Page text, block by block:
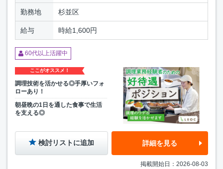
勤務地 杉並区
給与 時給1,600円
60代以上活躍中
ここがオススメ！
調理技術を活かせる◎手厚いフォ
ローあり！
朝昼晩の1日を通した食事で生活
を支える◎
検討リストに追加 詳細を見る
掲載開始日：2026-08-03